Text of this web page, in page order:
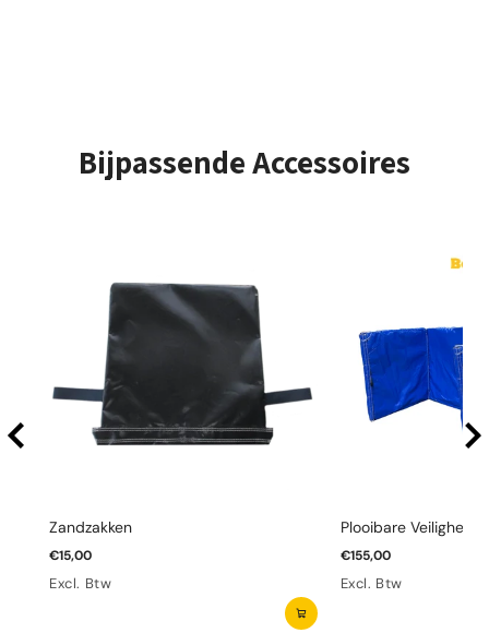
Bijpassende Accessoires
Zandzakken
€15,00
Excl. Btw
Plooibare
€155,00
Excl. Btw